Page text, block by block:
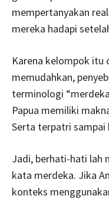
mempertanyakan
mereka hadapi
Karena kelompok itu
memudahkan,
terminologi
Papua memiliki
Serta terpatri sampai
Jadi, berhati-hati lah
kata merdeka. Jika
konteks